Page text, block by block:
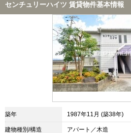
センチュリーハイツ 賃貸物件基本情報
築年 1987年11月 (築38年)
建物種別/構造 アパート／木造